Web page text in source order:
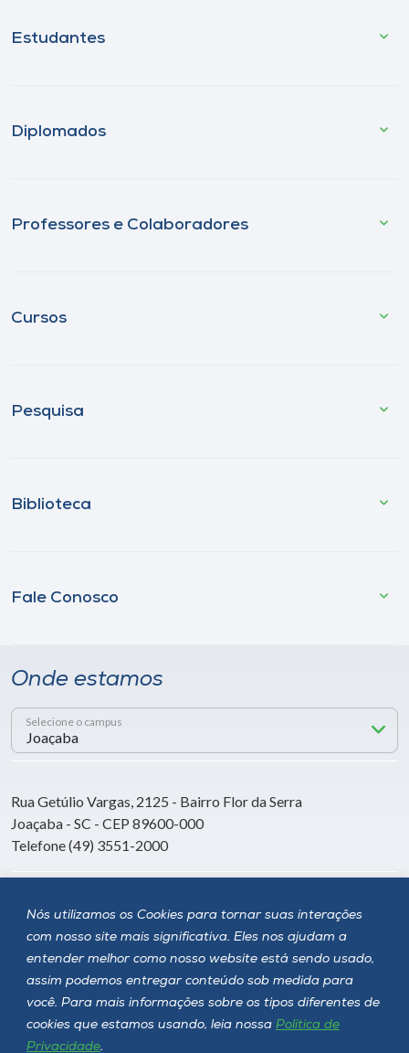
Nós utilizamos os Cookies para tornar suas interações
com nosso site mais significativa. Eles nos ajudam a
entender melhor como nosso website está sendo usado,
assim podemos entregar conteúdo sob medida para
você. Para mais informações sobre os tipos diferentes de
cookies que estamos usando, leia nossa Política de
Privacidade.
Estudantes
Diplomados
Professores e Colaboradores
Cursos
Pesquisa
Biblioteca
Fale Conosco
Onde estamos
Selecione o campus
Rua Getúlio Vargas, 2125 - Bairro Flor da Serra
Joaçaba - SC - CEP 89600-000
Telefone (49) 3551-2000
Siga a Unoesc